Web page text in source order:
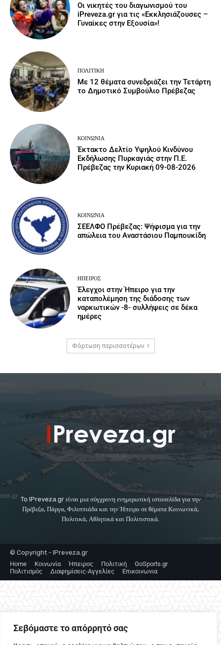
Σεβόμαστε το απόρρητό σας
Οι νικητές του διαγωνισμού του
iPreveza.gr για τις «Εκκλησιάζουσες –
Γυναίκες στην Εξουσία»!
ΠΟΛΙΤΙΚΉ
Με 12 θέματα συνεδριάζει την Τετάρτη
το Δημοτικό Συμβούλιο Πρέβεζας
ΚΟΙΝΩΝΙΑ
Έκτακτο Δελτίο Υψηλού Κινδύνου
Εκδήλωσης Πυρκαγιάς στην Π.Ε.
Πρέβεζας την Κυριακή 09-08-2026
ΚΟΙΝΩΝΙΑ
ΣΕΕΛΦΟ Πρέβεζας: Ψήφισμα για την
απώλεια του Αναστάσιου Παμπουκίδη
ΉΠΕΙΡΟΣ
Έλεγχοι στην Ήπειρο για την
καταπολέμηση της διάδοσης των
ναρκωτικών -8- συλλήψεις σε δέκα
ημέρες
Φόρτωση περισσοτέρων
To IPreveza.gr είναι μια σύγχρονη ενημερωτική ιστοσελίδα για την
Πρέβεζα, Πάργα, Φιλιππιάδα και την Ήπειρο σε θέματα Κοινωνικά,
Πολιτικά, Αθλητικά και Πολιτιστικά.
© Copyright - IPreveza.gr
Home
Κοινωνία Ήπειρος Πολιτική
GoSports.gr
Πολιτισμός
Διαφημίσεις-Αγγελίες Επικοινωνια